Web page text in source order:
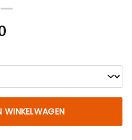
WINKELWAGEN